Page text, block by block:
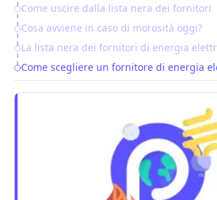
Come uscire dalla lista nera dei fornitori
Cosa avviene in caso di morosità oggi?
La lista nera dei fornitori di energia
Come scegliere un fornitore di energia